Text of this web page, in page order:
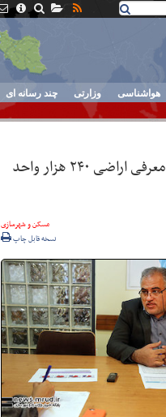
هواشناسی وزارتی چند رسانه ای
۷۸ هزار واحد مسکن شهری نهضت ملی توسط بنیاد وارد مرحله ساخت شد/معرفی اراضی ۲۴۰ هزار واحد
مسکن و شهرسازی
نسخه قابل چاپ